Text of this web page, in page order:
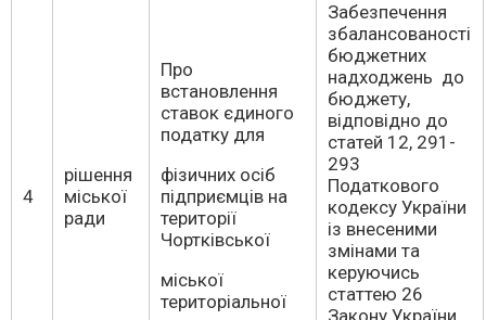
4
рішення
міської
ради
Про
встановлення
ставок єдиного
податку для
фізичних осіб
підприємців на
території
Чортківської
міської
територіальної
Забезпечення
збалансованості
бюджетних
надходжень до
бюджету,
відповідно до
статей 12, 291-
293
Податкового
кодексу України
із внесеними
змінами та
керуючись
статтею 26
Закону України